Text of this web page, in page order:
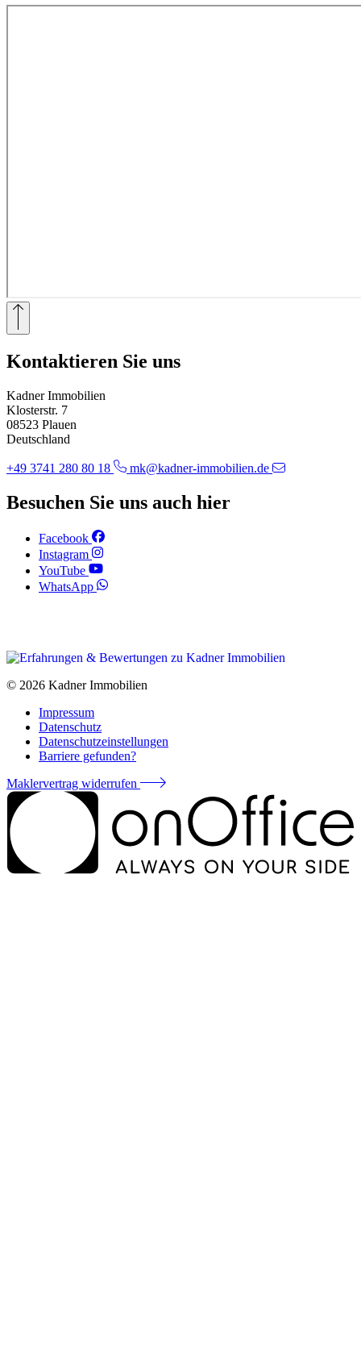
Kontaktieren Sie uns
Kadner Immobilien
Klosterstr. 7
08523 Plauen
Deutschland
+49 3741 280 80 18 mk@kadner-immobilien.de
Besuchen Sie uns auch hier
Facebook
Instagram
YouTube
WhatsApp
© 2026 Kadner Immobilien
Impressum
Datenschutz
Datenschutzeinstellungen
Barriere gefunden?
Maklervertrag widerrufen